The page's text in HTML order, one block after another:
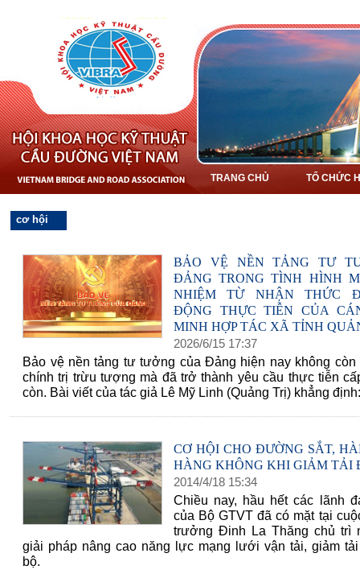
TRANG CHỦ TỔ CHỨC
cơ hội
BẢO VỆ NỀN TẢNG TƯ
ĐẢNG TRONG TÌNH HÌNH
NHIỆM TỪ NHẬN THỨC
ĐỘNG THỰC TIỄN CỦA
MINH HỢP TÁC XÃ TỈNH
2026/6/15 17:37
Bảo vệ nền tảng tư tưởng của Đảng hiện nay không còn
chính trị trừu tượng mà đã trở thành yêu cầu thực tiễn
còn. Bài viết của tác giả Lê Mỹ Linh (Quảng Trị) khẳng
CƠ HỘI CHO ĐƯỜNG SẮT,
HÀNG KHÔNG KHI GIẢM TẢI
2014/4/18 15:34
Chiều nay, hầu hết các lãnh
của Bộ GTVT đã có mặt tại
trưởng Đinh La Thăng chủ trì
giải pháp nâng cao năng lực mạng lưới vận tải, giảm
bộ.